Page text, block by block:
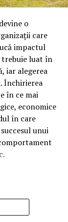
de aprobări
dezvoltate
ale
echipate cu:
o
care
impactul
trebuie luat în
iar alegerea
Închirierea
în ce mai
economice
în care
unui
de costuri.